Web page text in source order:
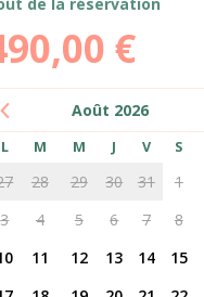
de la réservation
€
Août 2026
L M M J V S
28 29 30 31 1
3
4 5 6 7 8
11 12 13 14 15